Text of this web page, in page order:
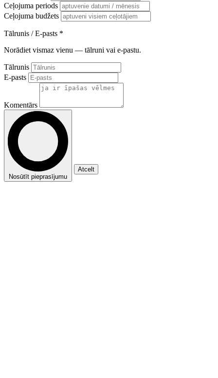
Ceļojuma periods
Ceļojuma budžets
Tālrunis / E-pasts *
Norādiet vismaz vienu — tālruni vai e-pastu.
Tālrunis
E-pasts
Komentārs
Nosūtīt pieprasījumu
Atcelt